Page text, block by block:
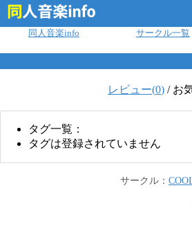
同人音楽info サークル一覧
レビュー(0) / お
タグ一覧：
タグは登録されていません
サークル：